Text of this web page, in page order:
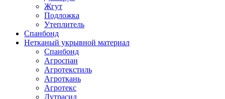
Жгут
Подложка
Утеплитель
Спанбонд
Нетканый укрывной материал
Спанбонд
Агроспан
Агротекстиль
Агроткань
Агротекс
Лутрасил